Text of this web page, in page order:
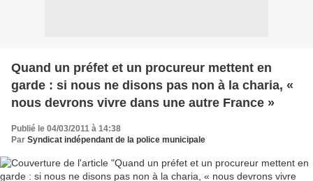
Quand un préfet et un procureur mettent en
garde : si nous ne disons pas non à la charia, «
nous devrons vivre dans une autre France »
Publié le 04/03/2011 à 14:38
Par Syndicat indépendant de la police municipale